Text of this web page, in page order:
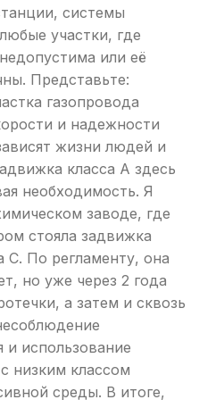
системы
участки, где
или её
Представьте:
газопровода
и надежности
жизни людей и
класса А здесь
необходимость. Я
заводе, где
стояла задвижка
С. По регламенту, она
но уже через 2 года
а затем и сквозь
и использование
низким классом
среды. В итоге,